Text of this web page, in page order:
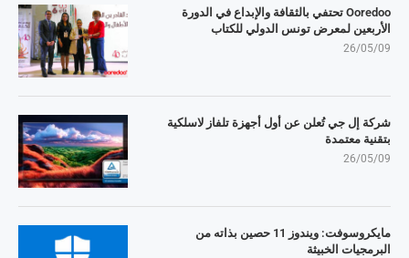
Ooredoo تحتفي بالثقافة والإبداع في الدورة
الأربعين لمعرض تونس الدولي للكتاب
26/05/09
شركة إل جي تُعلن عن أول أجهزة تلفاز لاسلكية
بتقنية معتمدة
26/05/09
مايكروسوفت: ويندوز 11 حصين بذاته من
البرمجيات الخبيثة